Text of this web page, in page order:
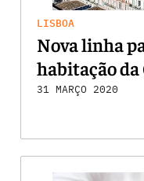
LISBOA
Nova linha
habitação
31 MARÇO 2020